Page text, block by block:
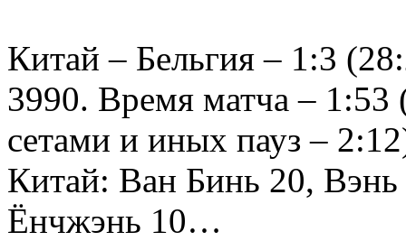
Китай – Бельгия – 1:3
3990. Время матча –
сетами и иных пауз –
Китай: Ван Бинь 20,
Ёнчжэнь 10…